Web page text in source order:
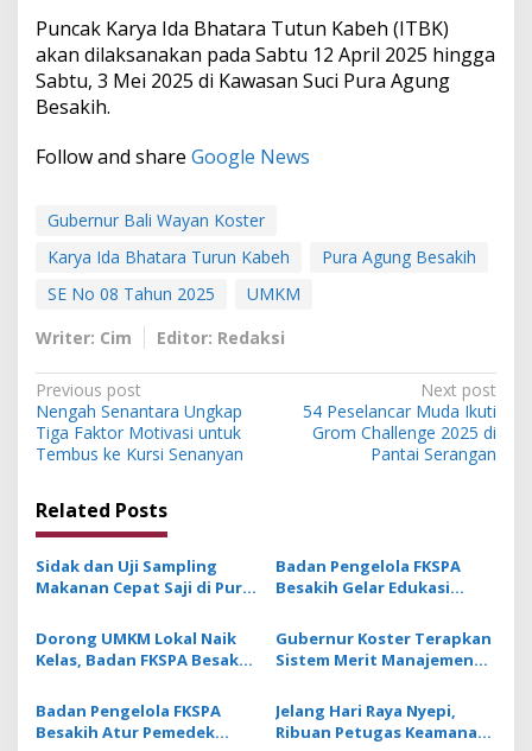
Puncak Karya Ida Bhatara Tutun Kabeh (ITBK)
akan dilaksanakan pada Sabtu 12 April 2025 hingga
Sabtu, 3 Mei 2025 di Kawasan Suci Pura Agung
Besakih.
Follow and share Google News
Gubernur Bali Wayan Koster
Karya Ida Bhatara Turun Kabeh
Pura Agung Besakih
SE No 08 Tahun 2025
UMKM
Writer: Cim
Editor: Redaksi
P
o
s
t
n
a
v
i
g
a
t
Previous post
Nengah Senantara Ungkap
Tiga Faktor Motivasi untuk
Tembus ke Kursi Senanyan
Next post
54 Peselancar Muda Ikuti
Grom Challenge 2025 di
Pantai Serangan
Related Posts
Sidak dan Uji Sampling
Makanan Cepat Saji di Pura
Zat Berbahaya
Badan Pengelola FKSPA
Besakih Gelar Edukasi
Sampling Makanan
Dorong UMKM Lokal Naik
Kelas, Badan FKSPA Besakih
Inkubasi Bisnis
Gubernur Koster Terapkan
Sistem Merit Manajemen
yang Dilantik
Badan Pengelola FKSPA
Besakih Atur Pemedek
Jelang Hari Raya Nyepi,
Ribuan Petugas Keamanan